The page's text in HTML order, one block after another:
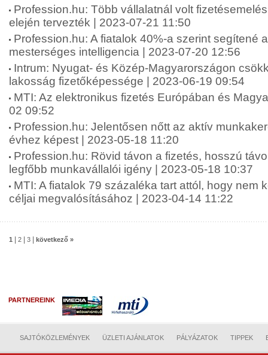
Profession.hu: Több vállalatnál volt
elején tervezték | 2023-07-21 11:50
Profession.hu: A fiatalok 40%-a szerint segítené
mesterséges intelligencia | 2023-07-20 12:56
Intrum: Nyugat- és Közép-Magyarországon
lakosság fizetőképessége | 2023-06-19 09:54
MTI: Az elektronikus fizetés Európában és
02 09:52
Profession.hu: Jelentősen nőtt az aktív
évhez képest | 2023-05-18 11:20
Profession.hu: Rövid távon a fizetés, hosszú
legfőbb munkavállalói igény | 2023-05-18 10:37
MTI: A fiatalok 79 százaléka tart attól, hogy nem
céljai megvalósításához | 2023-04-14 11:22
1 2 3 következő »
PARTNEREINK
SAJTÓKÖZLEMÉNYEK ÜZLETI AJÁNLATOK PÁLYÁZATOK TIPPEK